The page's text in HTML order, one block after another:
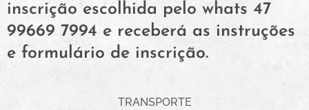
inscrição escolhida pelo whats 47
99669 7994 e receberá as instruções
e formulário de inscrição.
TRANSPORTE